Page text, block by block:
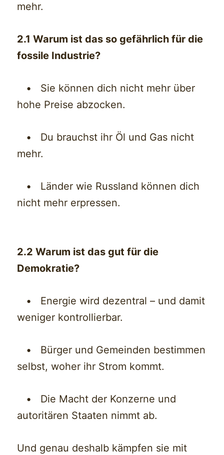
mehr.
2.1 Warum ist das so gefährlich für die
fossile Industrie?
• Sie können dich nicht mehr über
hohe Preise abzocken.
• Du brauchst ihr Öl und Gas nicht
mehr.
• Länder wie Russland können dich
nicht mehr erpressen.
2.2 Warum ist das gut für die
Demokratie?
• Energie wird dezentral – und damit
weniger kontrollierbar.
• Bürger und Gemeinden bestimmen
selbst, woher ihr Strom kommt.
• Die Macht der Konzerne und
autoritären Staaten nimmt ab.
Und genau deshalb kämpfen sie mit